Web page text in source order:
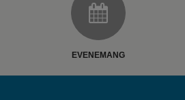
EVENEMANG